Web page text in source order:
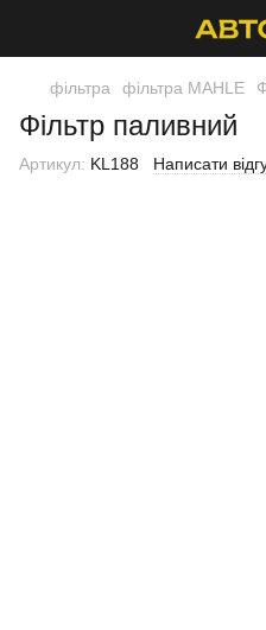
фільтра фільтра MAHLE
Фільтр паливний
Артикул: KL188 Написати